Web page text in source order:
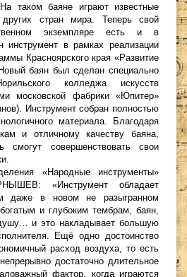
таком баяне играют известные
стран мира. Теперь свой
экземпляре есть и в
инструмент в рамках реализации
Красноярского края «Развитие
баян был сделан специально
колледжа искусств
московской фабрики «Юпитер»
Инструмент собран полностью
материала. Благодаря
и отличному качеству баяна,
смогут совершенствовать свои
«Народные инструменты»
«Инструмент обладает
даже в новом не разыгранном
и глубоким тембрам, баян,
и это накладывает большую
Ещё одно достоинство
расход воздуха, то есть
достаточно длительное
фактор, когда играются